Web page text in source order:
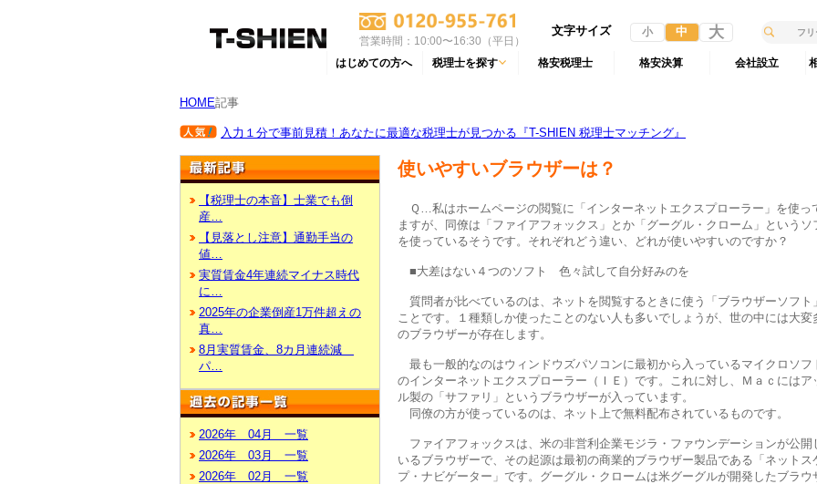
営業時間：10:00〜16:30（平日）
文字サイズ 小 中 大
はじめての方へ 税理士を探す 格安税理士 格安決算 会社設立
HOME記事
入力１分で事前見積！あなたに最適な税理士が見つかる『T-SHIEN 税理士マッチング』
【税理士の本音】士業でも倒
産…
【見落とし注意】通勤手当の
値…
実質賃金4年連続マイナス時代
に…
2025年の企業倒産1万件超えの
真…
8月実質賃金、8カ月連続減
パ…
2026年 04月 一覧
2026年 03月 一覧
2026年 02月 一覧
使いやすいブラウザーは？
Ｑ…私はホームページの閲覧に「インターネットエクスプローラー」を使っ
ますが、同僚は「ファイアフォックス」とか「グーグル・クローム」というソ
を使っているそうです。それぞれどう違い、どれが使いやすいのですか？
■大差はない４つのソフト 色々試して自分好みのを
質問者が比べているのは、ネットを閲覧するときに使う「ブラウザーソフト
ことです。１種類しか使ったことのない人も多いでしょうが、世の中には大変
のブラウザーが存在します。
最も一般的なのはウィンドウズパソコンに最初から入っているマイクロソフ
のインターネットエクスプローラー（ＩＥ）です。これに対し、Ｍａｃにはア
ル製の「サファリ」というブラウザーが入っています。
同僚の方が使っているのは、ネット上で無料配布されているものです。
ファイアフォックスは、米の非営利企業モジラ・ファウンデーションが公開
いるブラウザーで、その起源は最初の商業的ブラウザー製品である「ネットス
プ・ナビゲーター」です。グーグル・クロームは米グーグルが開発したブラウ